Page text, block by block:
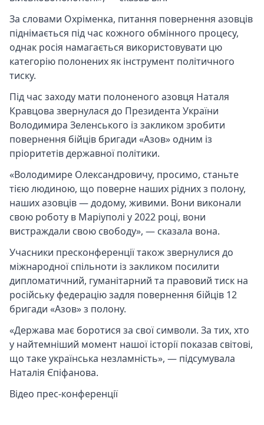
За словами Охріменка, питання повернення азовців
піднімається під час кожного обмінного процесу,
однак росія намагається використовувати цю
категорію полонених як інструмент політичного
тиску.
Під час заходу мати полоненого азовця Наталя
Кравцова звернулася до Президента України
Володимира Зеленського із закликом зробити
повернення бійців бригади «Азов» одним із
пріоритетів державної політики.
«Володимире Олександровичу, просимо, станьте
тією людиною, що поверне наших рідних з полону,
наших азовців — додому, живими. Вони виконали
свою роботу в Маріуполі у 2022 році, вони
вистраждали свою свободу», — сказала вона.
Учасники пресконференції також звернулися до
міжнародної спільноти із закликом посилити
дипломатичний, гуманітарний та правовий тиск на
російську федерацію задля повернення бійців 12
бригади «Азов» з полону.
«Держава має боротися за свої символи. За тих, хто
у найтемніший момент нашої історії показав світові,
що таке українська незламність», — підсумувала
Наталія Єпіфанова.
Відео прес-конференції